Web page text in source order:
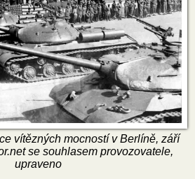
vítězných mocností v Berlíně, září
se souhlasem provozovatele,
upraveno